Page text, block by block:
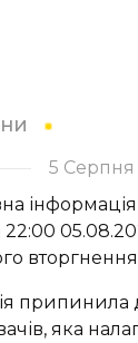
5 Серпня
22:00
вторгнення
припинила
яка